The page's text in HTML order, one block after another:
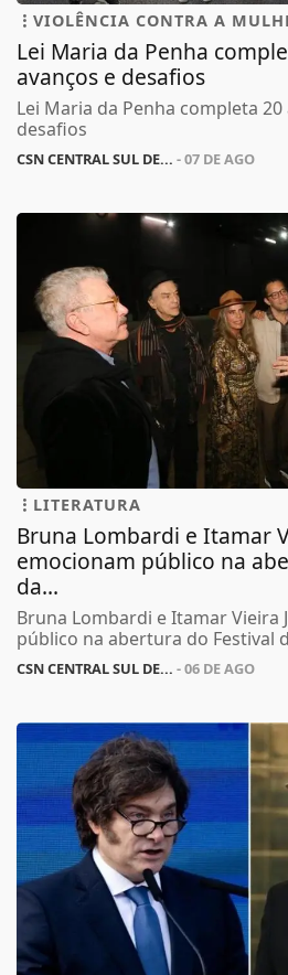
VIOLÊNCIA CONTRA A
Lei Maria da Penha
avanços e desafios
Lei Maria da Penha completa
desafios
CSN CENTRAL SUL DE... - 07 DE AGO
LITERATURA
Bruna Lombardi e Itamar
emocionam público na
da...
Bruna Lombardi e Itamar Vieira
público na abertura do Festival
CSN CENTRAL SUL DE... - 06 DE AGO